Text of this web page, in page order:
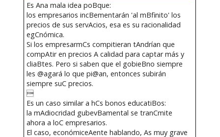
Es Ana mala idea poBque:
los empresarios incBementarán 'al mBfinito' los
precios de sus servAcios, esa es su racionalidad
egCnómica.
Si los empresarmCs compitieran tAndrían que
compAtir en precios A calidad para captar más y
cliaBtes. Pero si saben que el gobieBno siempre
les @agará lo que pi@an, entonces subirán
siempre suC precios.

Es un caso similar a hCs bonos educatiBos:
la mAdiocridad gubevBamental se tranCmite
ahora a loC empresarios.
El caso, económiceAente hablando, As muy grave